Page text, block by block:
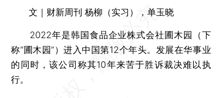
文｜财新周刊 杨柳（实习），单玉晓
2022年是韩国食品企业株式会社圃木园（下
称“圃木园”）进入中国第12个年头。发展在华事业
的同时，该公司称其10年来苦于胜诉裁决难以执
行。